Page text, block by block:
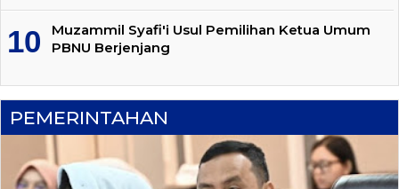
Muzammil Syafi'i Usul Pemilihan Ketua Umum
PBNU Berjenjang
PEMERINTAHAN